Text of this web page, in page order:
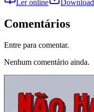
Ler online Download
Comentários
Entre para comentar.
Nenhum comentário ainda.